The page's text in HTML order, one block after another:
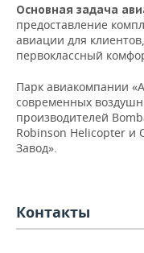
КОМУ
ТОРГОВЫЕ
ТАТАРСТАНА
БЮДЖЕТ
ИНВЕСТИЦИИ
НЕФТЬ
ОПК
НОВОСТИ АВТО
БИЗНЕС
НОВОСТИ БИЗНЕСА
РОЗНИЧНАЯ
ТРАНСПОРТ
ТЕХНОЛОГИИ
НОВОСТИ
IT
МЕРОПРИЯТИЯ
НОВОСТИ
БИЗНЕС-БРАНЧИ
СПОРТ
ФУТБОЛ
НОВОСТИ
ФОТОГАЛЕРЕЯ
Основная задача
предоставление
авиации для
первоклассный
Парк авиакомпании
современных
производителей
Robinson Helicopter и
Завод».
Контакты